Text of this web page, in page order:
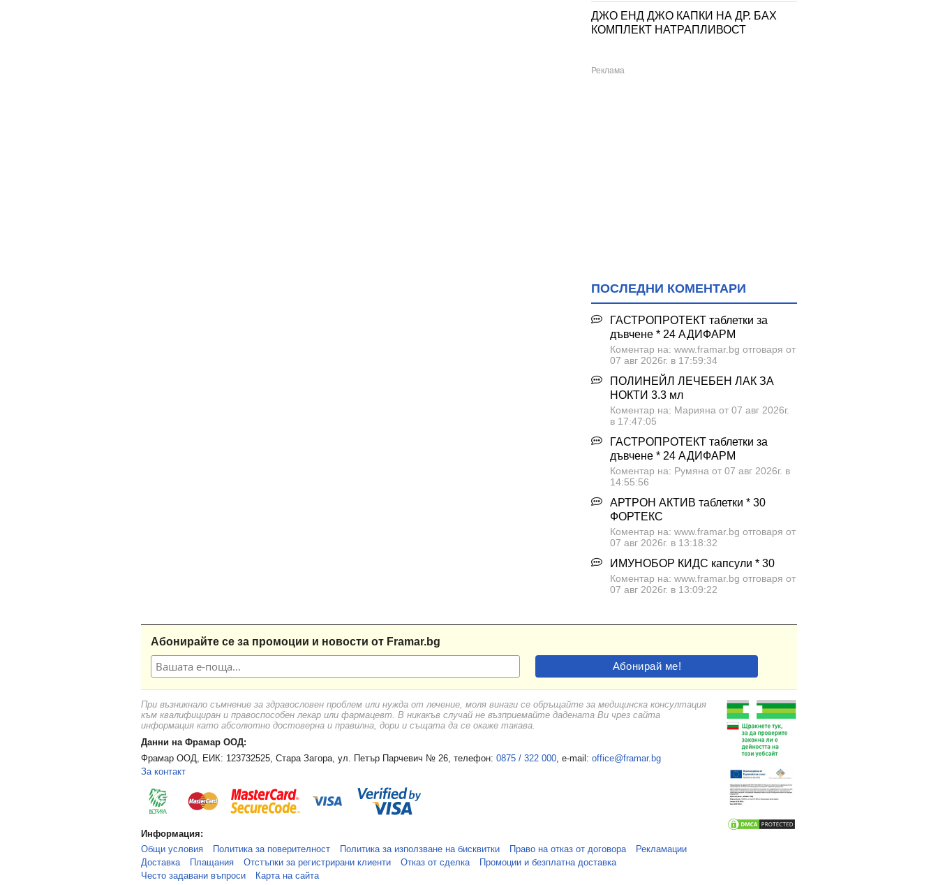
ДЖО ЕНД ДЖО КАПКИ НА ДР. БАХ
КОМПЛЕКТ НАТРАПЛИВОСТ
ПОСЛЕДНИ КОМЕНТАРИ
ГАСТРОПРОТЕКТ таблетки за
дъвчене * 24 АДИФАРМ
Коментар на: www.framar.bg отговаря от
07 авг 2026г. в 17:59:34
ПОЛИНЕЙЛ ЛЕЧЕБЕН ЛАК ЗА
НОКТИ 3.3 мл
Коментар на: Марияна от 07 авг 2026г.
в 17:47:05
ГАСТРОПРОТЕКТ таблетки за
дъвчене * 24 АДИФАРМ
Коментар на: Румяна от 07 авг 2026г. в
14:55:56
АРТРОН АКТИВ таблетки * 30
ФОРТЕКС
Коментар на: www.framar.bg отговаря от
07 авг 2026г. в 13:18:32
ИМУНОБОР КИДС капсули * 30
Коментар на: www.framar.bg отговаря от
07 авг 2026г. в 13:09:22
Абонирайте се за промоции и новости от Framar.bg
При възникнало съмнение за здравословен проблем или нужда от лечение, моля винаги се обръщайте за медицинска консултация
към квалифициран и правоспособен лекар или фармацевт. В никакъв случай не възприемайте дадената Ви чрез сайта
информация като абсолютно достоверна и правилна, дори и същата да се окаже такава.
Данни на Фрамар ООД:
Фрамар ООД, ЕИК: 123732525, Стара Загора, ул. Петър Парчевич № 26, телефон: 0875 / 322 000 , e-mail: office@framar.bg
За контакт
Информация:
Общи условия
Политика за поверителност Политика за използване на бисквитки Право на отказ от договора
Рекламации
Доставка
Плащания Отстъпки за регистрирани клиенти Отказ от сделка
Промоции и безплатна доставка
Често задавани въпроси
Карта на сайта